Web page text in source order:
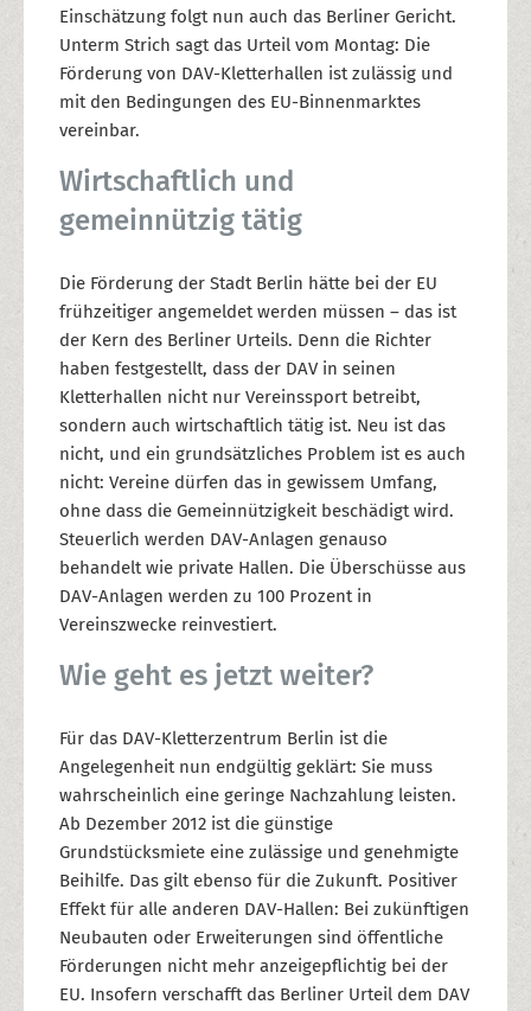
Einschätzung folgt nun auch das Berliner Gericht.
Unterm Strich sagt das Urteil vom Montag: Die
Förderung von DAV-Kletterhallen ist zulässig und
mit den Bedingungen des EU-Binnenmarktes
vereinbar.
Wirtschaftlich und
gemeinnützig tätig
Die Förderung der Stadt Berlin hätte bei der EU
frühzeitiger angemeldet werden müssen – das ist
der Kern des Berliner Urteils. Denn die Richter
haben festgestellt, dass der DAV in seinen
Kletterhallen nicht nur Vereinssport betreibt,
sondern auch wirtschaftlich tätig ist. Neu ist das
nicht, und ein grundsätzliches Problem ist es auch
nicht: Vereine dürfen das in gewissem Umfang,
ohne dass die Gemeinnützigkeit beschädigt wird.
Steuerlich werden DAV-Anlagen genauso
behandelt wie private Hallen. Die Überschüsse aus
DAV-Anlagen werden zu 100 Prozent in
Vereinszwecke reinvestiert.
Wie geht es jetzt weiter?
Für das DAV-Kletterzentrum Berlin ist die
Angelegenheit nun endgültig geklärt: Sie muss
wahrscheinlich eine geringe Nachzahlung leisten.
Ab Dezember 2012 ist die günstige
Grundstücksmiete eine zulässige und genehmigte
Beihilfe. Das gilt ebenso für die Zukunft. Positiver
Effekt für alle anderen DAV-Hallen: Bei zukünftigen
Neubauten oder Erweiterungen sind öffentliche
Förderungen nicht mehr anzeigepflichtig bei der
EU. Insofern verschafft das Berliner Urteil dem DAV